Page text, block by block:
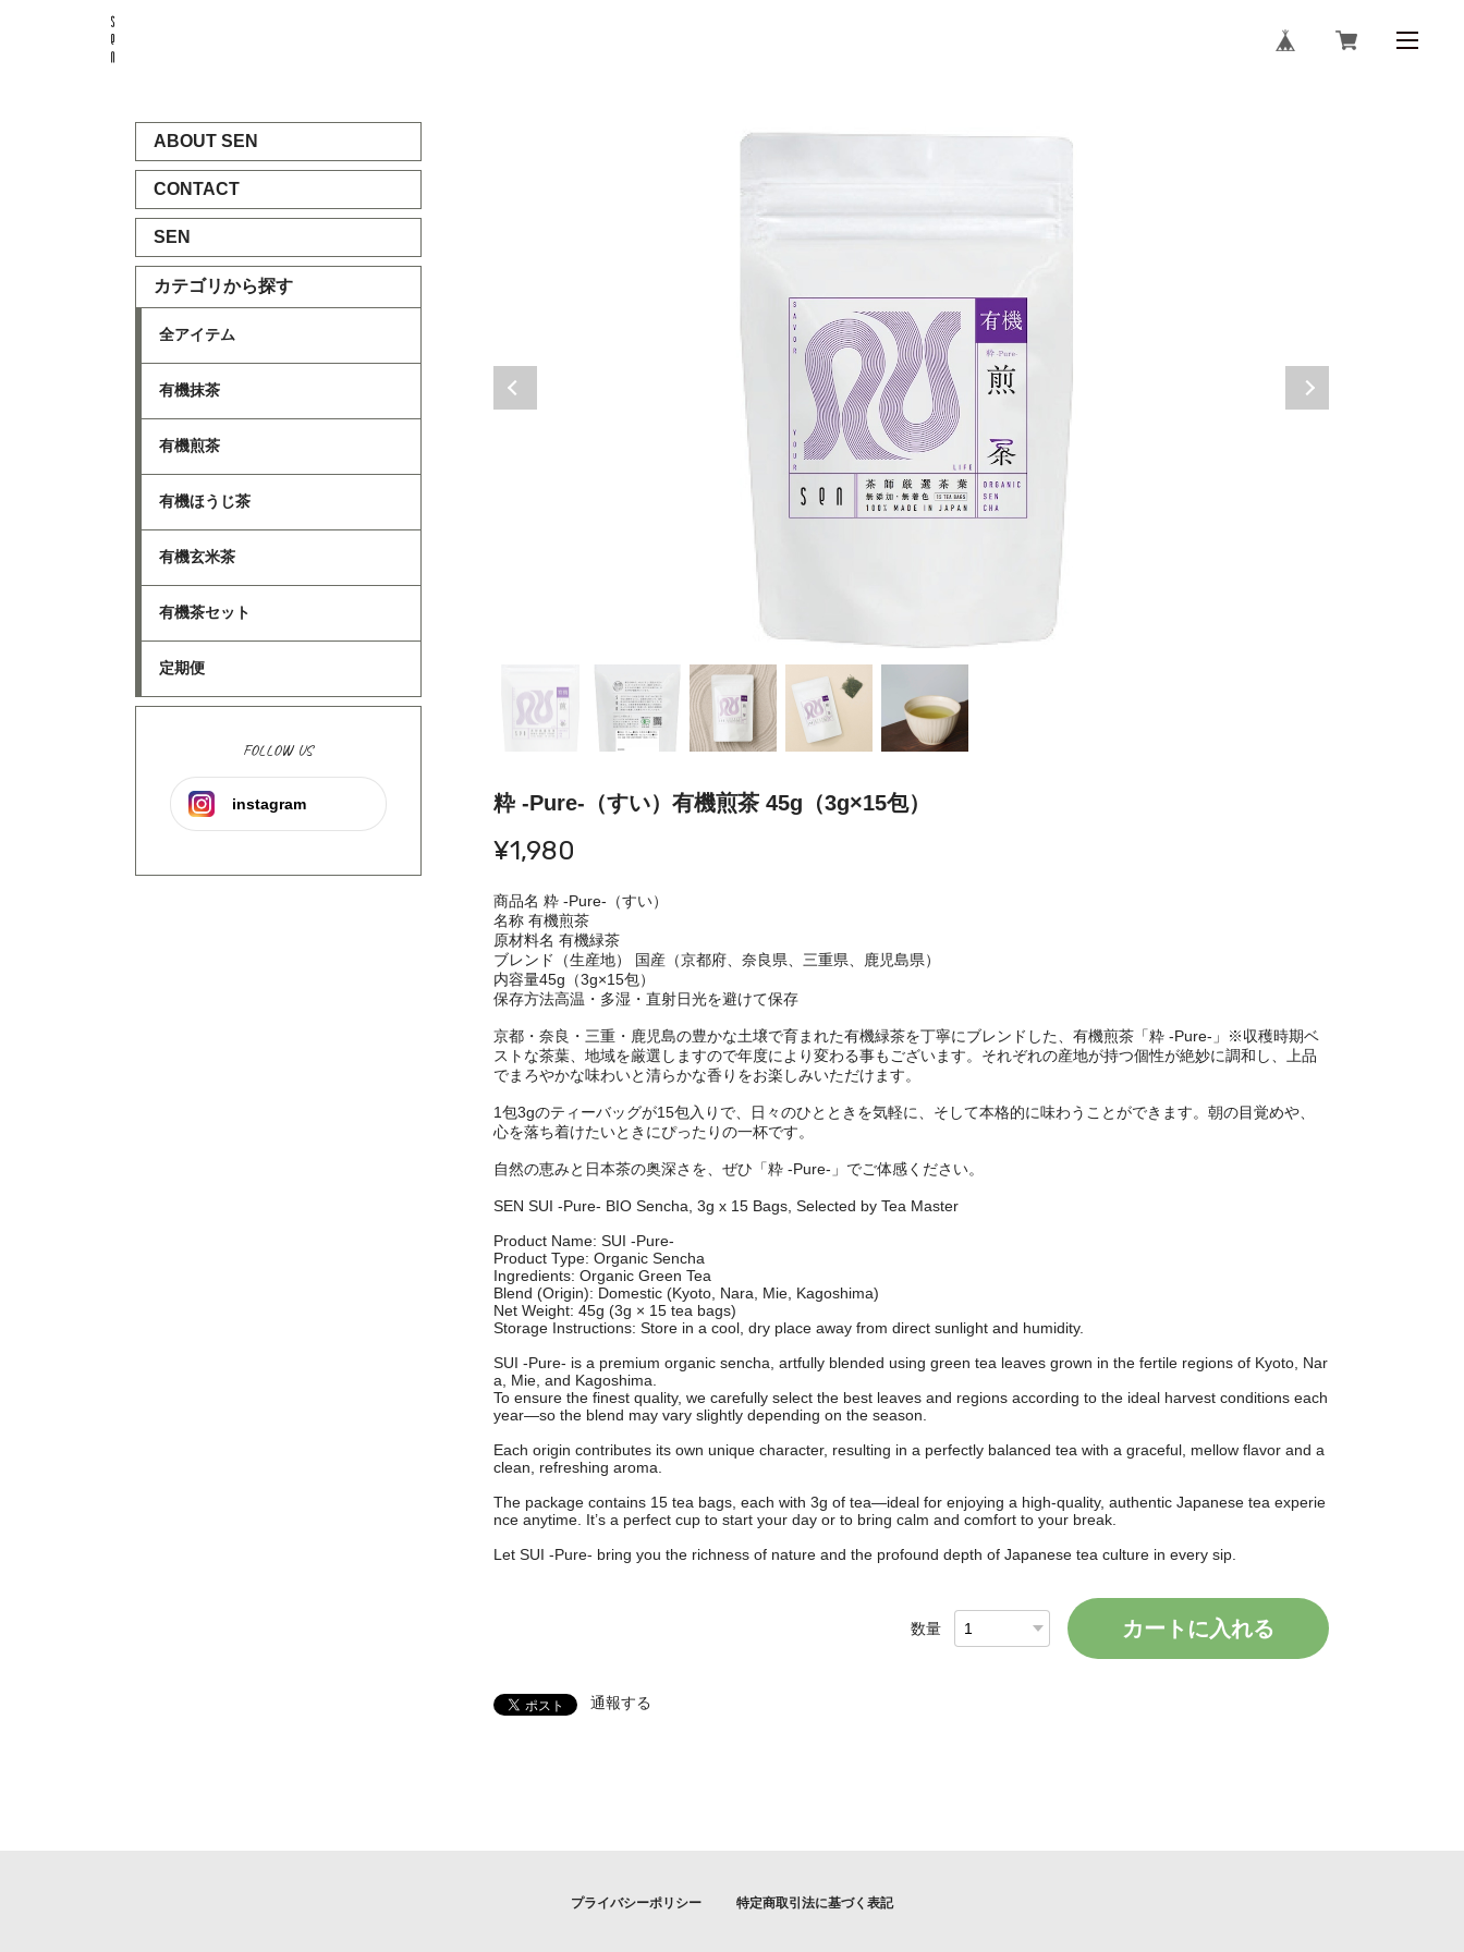
ABOUT SEN
CONTACT
SEN
カテゴリから探す
全アイテム
有機抹茶
有機煎茶
有機ほうじ茶
有機玄米茶
有機茶セット
定期便
FOLLOW US
instagram 粋 -Pure-（すい）有機煎茶 45g（3g×15包）
¥1,980
商品名 粋 -Pure-（すい）
名称 有機煎茶
原材料名 有機緑茶
ブレンド（生産地） 国産（京都府、奈良県、三重県、鹿児島県）
内容量45g（3g×15包）
保存方法高温・多湿・直射日光を避けて保存
京都・奈良・三重・鹿児島の豊かな土壌で育まれた有機緑茶を丁寧にブレンドした、有機煎茶「粋 -Pure-」※収穫時期ベ
ストな茶葉、地域を厳選しますので年度により変わる事もございます。それぞれの産地が持つ個性が絶妙に調和し、上品
でまろやかな味わいと清らかな香りをお楽しみいただけます。
1包3gのティーバッグが15包入りで、日々のひとときを気軽に、そして本格的に味わうことができます。朝の目覚めや、
心を落ち着けたいときにぴったりの一杯です。
自然の恵みと日本茶の奥深さを、ぜひ「粋 -Pure-」でご体感ください。
SEN SUI -Pure- BIO Sencha, 3g x 15 Bags, Selected by Tea Master
Product Name: SUI -Pure-
Product Type: Organic Sencha
Ingredients: Organic Green Tea
Blend (Origin): Domestic (Kyoto, Nara, Mie, Kagoshima)
Net Weight: 45g (3g × 15 tea bags)
Storage Instructions: Store in a cool, dry place away from direct sunlight and humidity.
SUI -Pure- is a premium organic sencha, artfully blended using green tea leaves grown in the fertile regions of Kyoto, Nar
a, Mie, and Kagoshima.
To ensure the finest quality, we carefully select the best leaves and regions according to the ideal harvest conditions each
year—so the blend may vary slightly depending on the season.
Each origin contributes its own unique character, resulting in a perfectly balanced tea with a graceful, mellow flavor and a
clean, refreshing aroma.
The package contains 15 tea bags, each with 3g of tea—ideal for enjoying a high-quality, authentic Japanese tea experie
nce anytime. It’s a perfect cup to start your day or to bring calm and comfort to your break.
Let SUI -Pure- bring you the richness of nature and the profound depth of Japanese tea culture in every sip.
数量 カートに入れる
通報する
プライバシーポリシー 特定商取引法に基づく表記